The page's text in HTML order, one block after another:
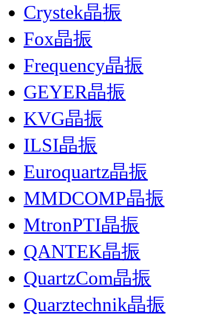
Crystek晶振
Fox晶振
Frequency晶振
GEYER晶振
KVG晶振
ILSI晶振
Euroquartz晶振
MMDCOMP晶振
MtronPTI晶振
QANTEK晶振
QuartzCom晶振
Quarztechnik晶振